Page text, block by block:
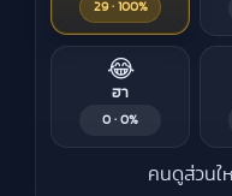
29 · 100%
😂
ฮา
0 · 0%
คนดูส่วนใ